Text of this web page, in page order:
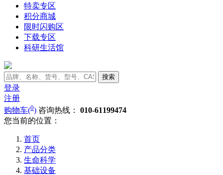
特卖专区
积分商城
限时闪购区
下载专区
科研生活馆
搜索
登录
注册
购物车(0) 咨询热线： 010-61199474
您当前的位置：
首页
产品分类
生命科学
基础设备